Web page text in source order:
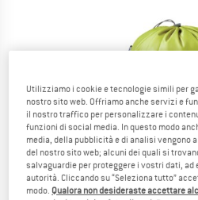
Utilizziamo i cookie e tecnologie simili per
nostro sito web. Offriamo anche servizi e
il nostro traffico per personalizzare i
funzioni di social media. In questo modo
media, della pubblicità e di analisi vengono
del nostro sito web; alcuni dei quali si
salvaguardie per proteggere i vostri dati,
autorità. Cliccando su “Seleziona tutto”
modo. Qualora non desideraste accettare